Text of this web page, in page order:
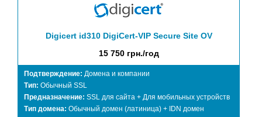
Digicert id310 DigiCert-VIP Secure Site OV
15 750 грн./год
Подтверждение: Домена и компании
Тип: Обычный SSL
Предназначение: SSL для сайта + Для мобильных устройств
Тип домена: Обычный домен (латиница) + IDN домен